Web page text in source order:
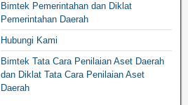
Bimtek Pemerintahan dan Diklat
Pemerintahan Daerah
Hubungi Kami
Bimtek Tata Cara Penilaian Aset Daerah
dan Diklat Tata Cara Penilaian Aset
Daerah